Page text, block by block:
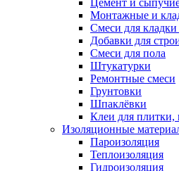
Цемент и
Монтажные и
Смеси для
Добавки для
Смеси для пола
Штукатурки
Ремонтные смеси
Грунтовки
Шпаклёвки
Клеи для плитки,
Изоляционные
Пароизоляция
Теплоизоляция
Гидроизоляция